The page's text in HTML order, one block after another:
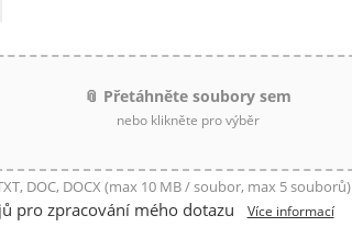
📎 Přetáhněte soubory sem
nebo klikněte pro výběr
DOC, DOCX (max 10 MB / soubor, max 5 souborů)
pro zpracování mého dotazu Více informací